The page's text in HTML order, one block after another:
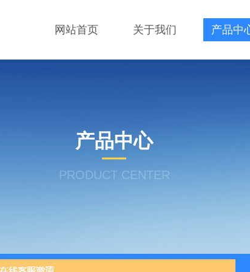
网站首页 关于我们 产品中
产品中心
PRODUCT CENTER